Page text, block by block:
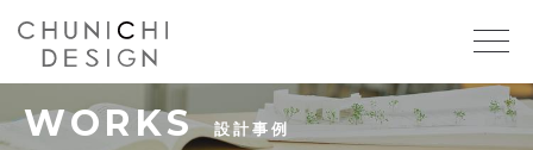
WORKS 設計事例